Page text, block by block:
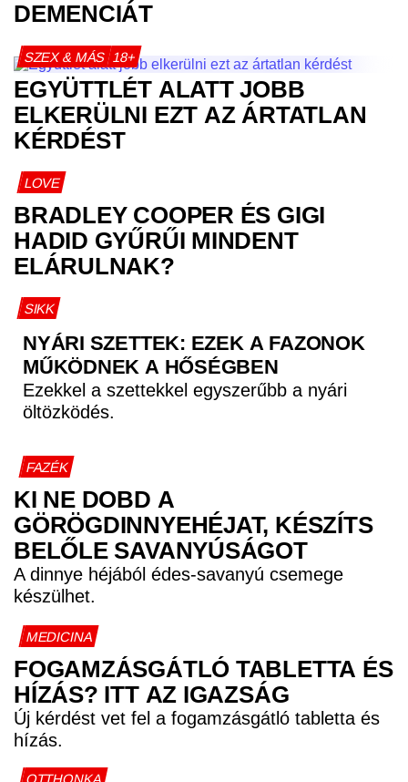
DEMENCIÁT
SZEX & MÁS 18+
EGYÜTTLÉT ALATT JOBB
ELKERÜLNI EZT AZ ÁRTATLAN
KÉRDÉST
LOVE
BRADLEY COOPER ÉS GIGI
HADID GYŰRŰI MINDENT
ELÁRULNAK?
SIKK
NYÁRI SZETTEK: EZEK A FAZONOK
MŰKÖDNEK A HŐSÉGBEN
Ezekkel a szettekkel egyszerűbb a nyári
öltözködés.
FAZÉK
KI NE DOBD A
GÖRÖGDINNYEHÉJAT, KÉSZÍTS
BELŐLE SAVANYÚSÁGOT
A dinnye héjából édes-savanyú csemege
készülhet.
MEDICINA
FOGAMZÁSGÁTLÓ TABLETTA ÉS
HÍZÁS? ITT AZ IGAZSÁG
Új kérdést vet fel a fogamzásgátló tabletta és
hízás.
OTTHONKA